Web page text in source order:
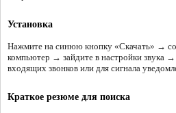
Установка
Нажмите на синюю кнопку «Скачать» →
компьютер → зайдите в настройки звука →
входящих звонков или для сигнала
Краткое резюме для поиска